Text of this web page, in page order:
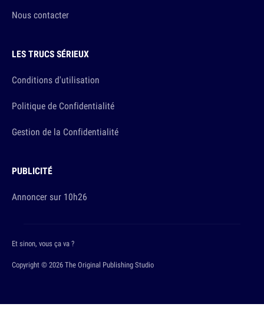
Nous contacter
LES TRUCS SÉRIEUX
Conditions d'utilisation
Politique de Confidentialité
Gestion de la Confidentialité
PUBLICITÉ
Annoncer sur 10h26
Copyright © 2026 The Original Publishing Studio
Et sinon, vous ça va ?